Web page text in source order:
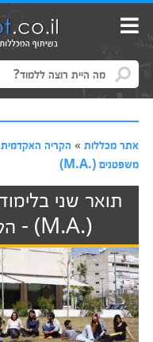
אתר מכללות» הקריה האקדמית
משפטנים (.M.A)
תואר שני
(.M.A) - הקריה האקדמית אונו